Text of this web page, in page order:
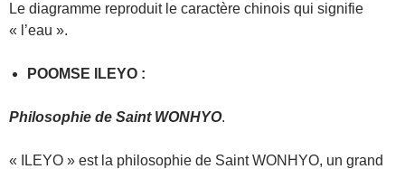
Le diagramme reproduit le caractère chinois qui signifie
« l’eau ».
POOMSE ILEYO :
Philosophie de Saint WONHYO.
« ILEYO » est la philosophie de Saint WONHYO, un grand